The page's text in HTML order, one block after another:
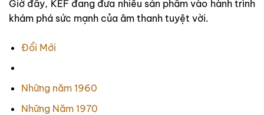
Giờ đây, KEF đang đưa nhiều sản phẩm vào hành trình
khám phá sức mạnh của âm thanh tuyệt vời.
Đổi Mới
Những năm 1960
Những Năm 1970